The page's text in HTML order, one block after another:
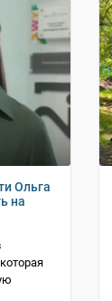
Ольга
на